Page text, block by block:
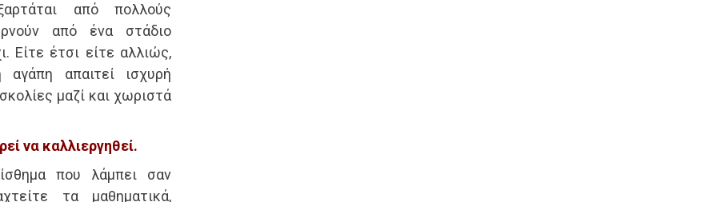
από πολλούς
από ένα στάδιο
Είτε έτσι είτε αλλιώς,
απαιτεί ισχυρή
μαζί και χωριστά
να καλλιεργηθεί.
που λάμπει σαν
τα μαθηματικά,